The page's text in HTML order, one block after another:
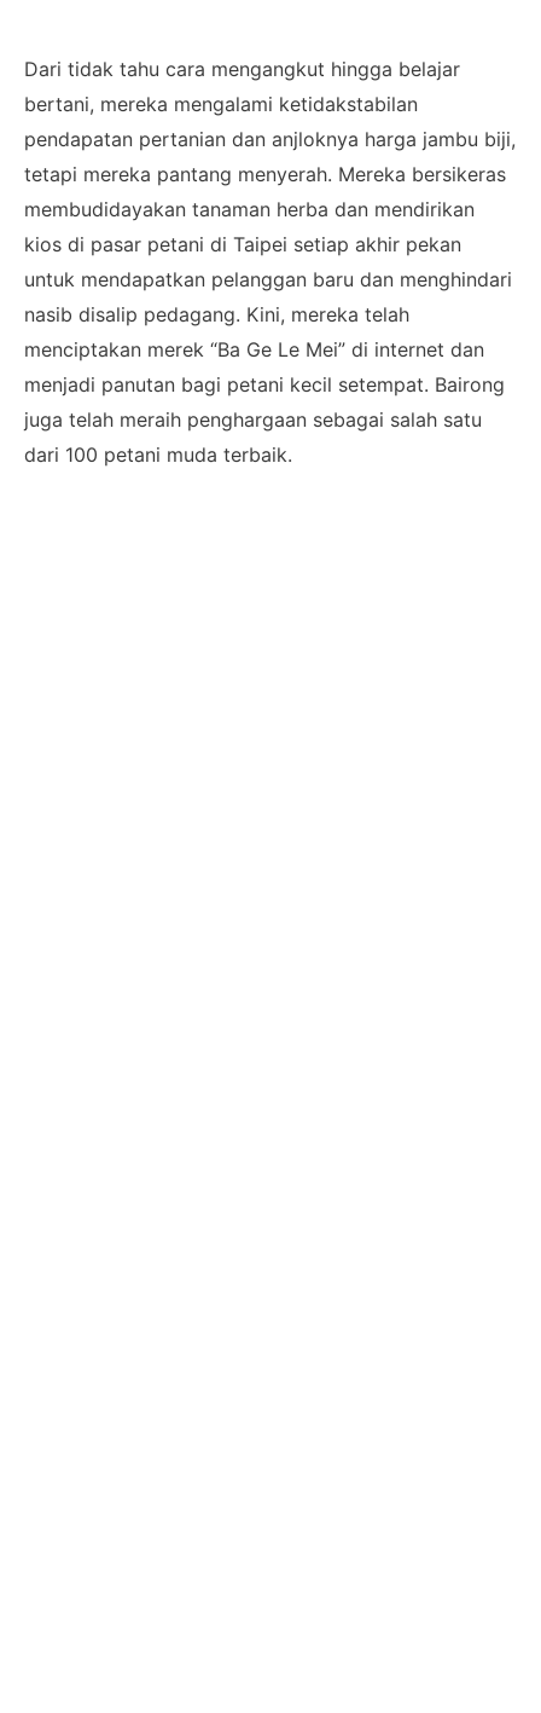
Dari tidak tahu cara mengangkut hingga belajar
bertani, mereka mengalami ketidakstabilan
pendapatan pertanian dan anjloknya harga jambu biji,
tetapi mereka pantang menyerah. Mereka bersikeras
membudidayakan tanaman herba dan mendirikan
kios di pasar petani di Taipei setiap akhir pekan
untuk mendapatkan pelanggan baru dan menghindari
nasib disalip pedagang. Kini, mereka telah
menciptakan merek “Ba Ge Le Mei” di internet dan
menjadi panutan bagi petani kecil setempat. Bairong
juga telah meraih penghargaan sebagai salah satu
dari 100 petani muda terbaik.